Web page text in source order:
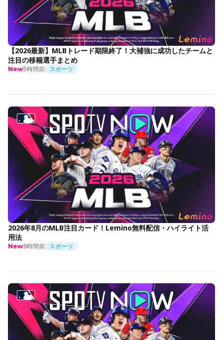
【2026最新】MLBトレード期限終了！大補強に成功したチームと
注目の移籍選手まとめ
New5時間前 スポーツ
2026年8月のMLB注目カード！Lemino無料配信・ハイライト活
用法
New8時間前 スポーツ